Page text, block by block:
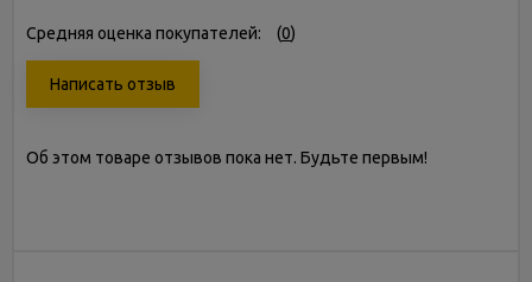
Средняя оценка покупателей: (0)
Написать отзыв
Об этом товаре отзывов пока нет. Будьте первым!